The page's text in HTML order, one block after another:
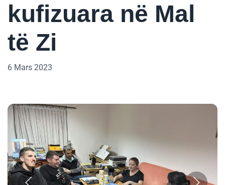
kufizuara në Mal
të Zi
6 Mars 2023